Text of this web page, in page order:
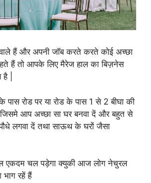
हैं और अपनी जॉब करते करते कोई अच्छा
हैं तो आपके लिए मैरेज हाल का बिज़नेस
|
रोड पर या रोड के पास 1 से 2 बीघा की
जिसमे आप अच्छा सा घर बनवा दें और बहुत से
लगवा दें तथा साऊथ के घरों जैसा
एकदम चल पड़ेगा क्युकी आज लोग नेचुरल
भाग रहें हैं